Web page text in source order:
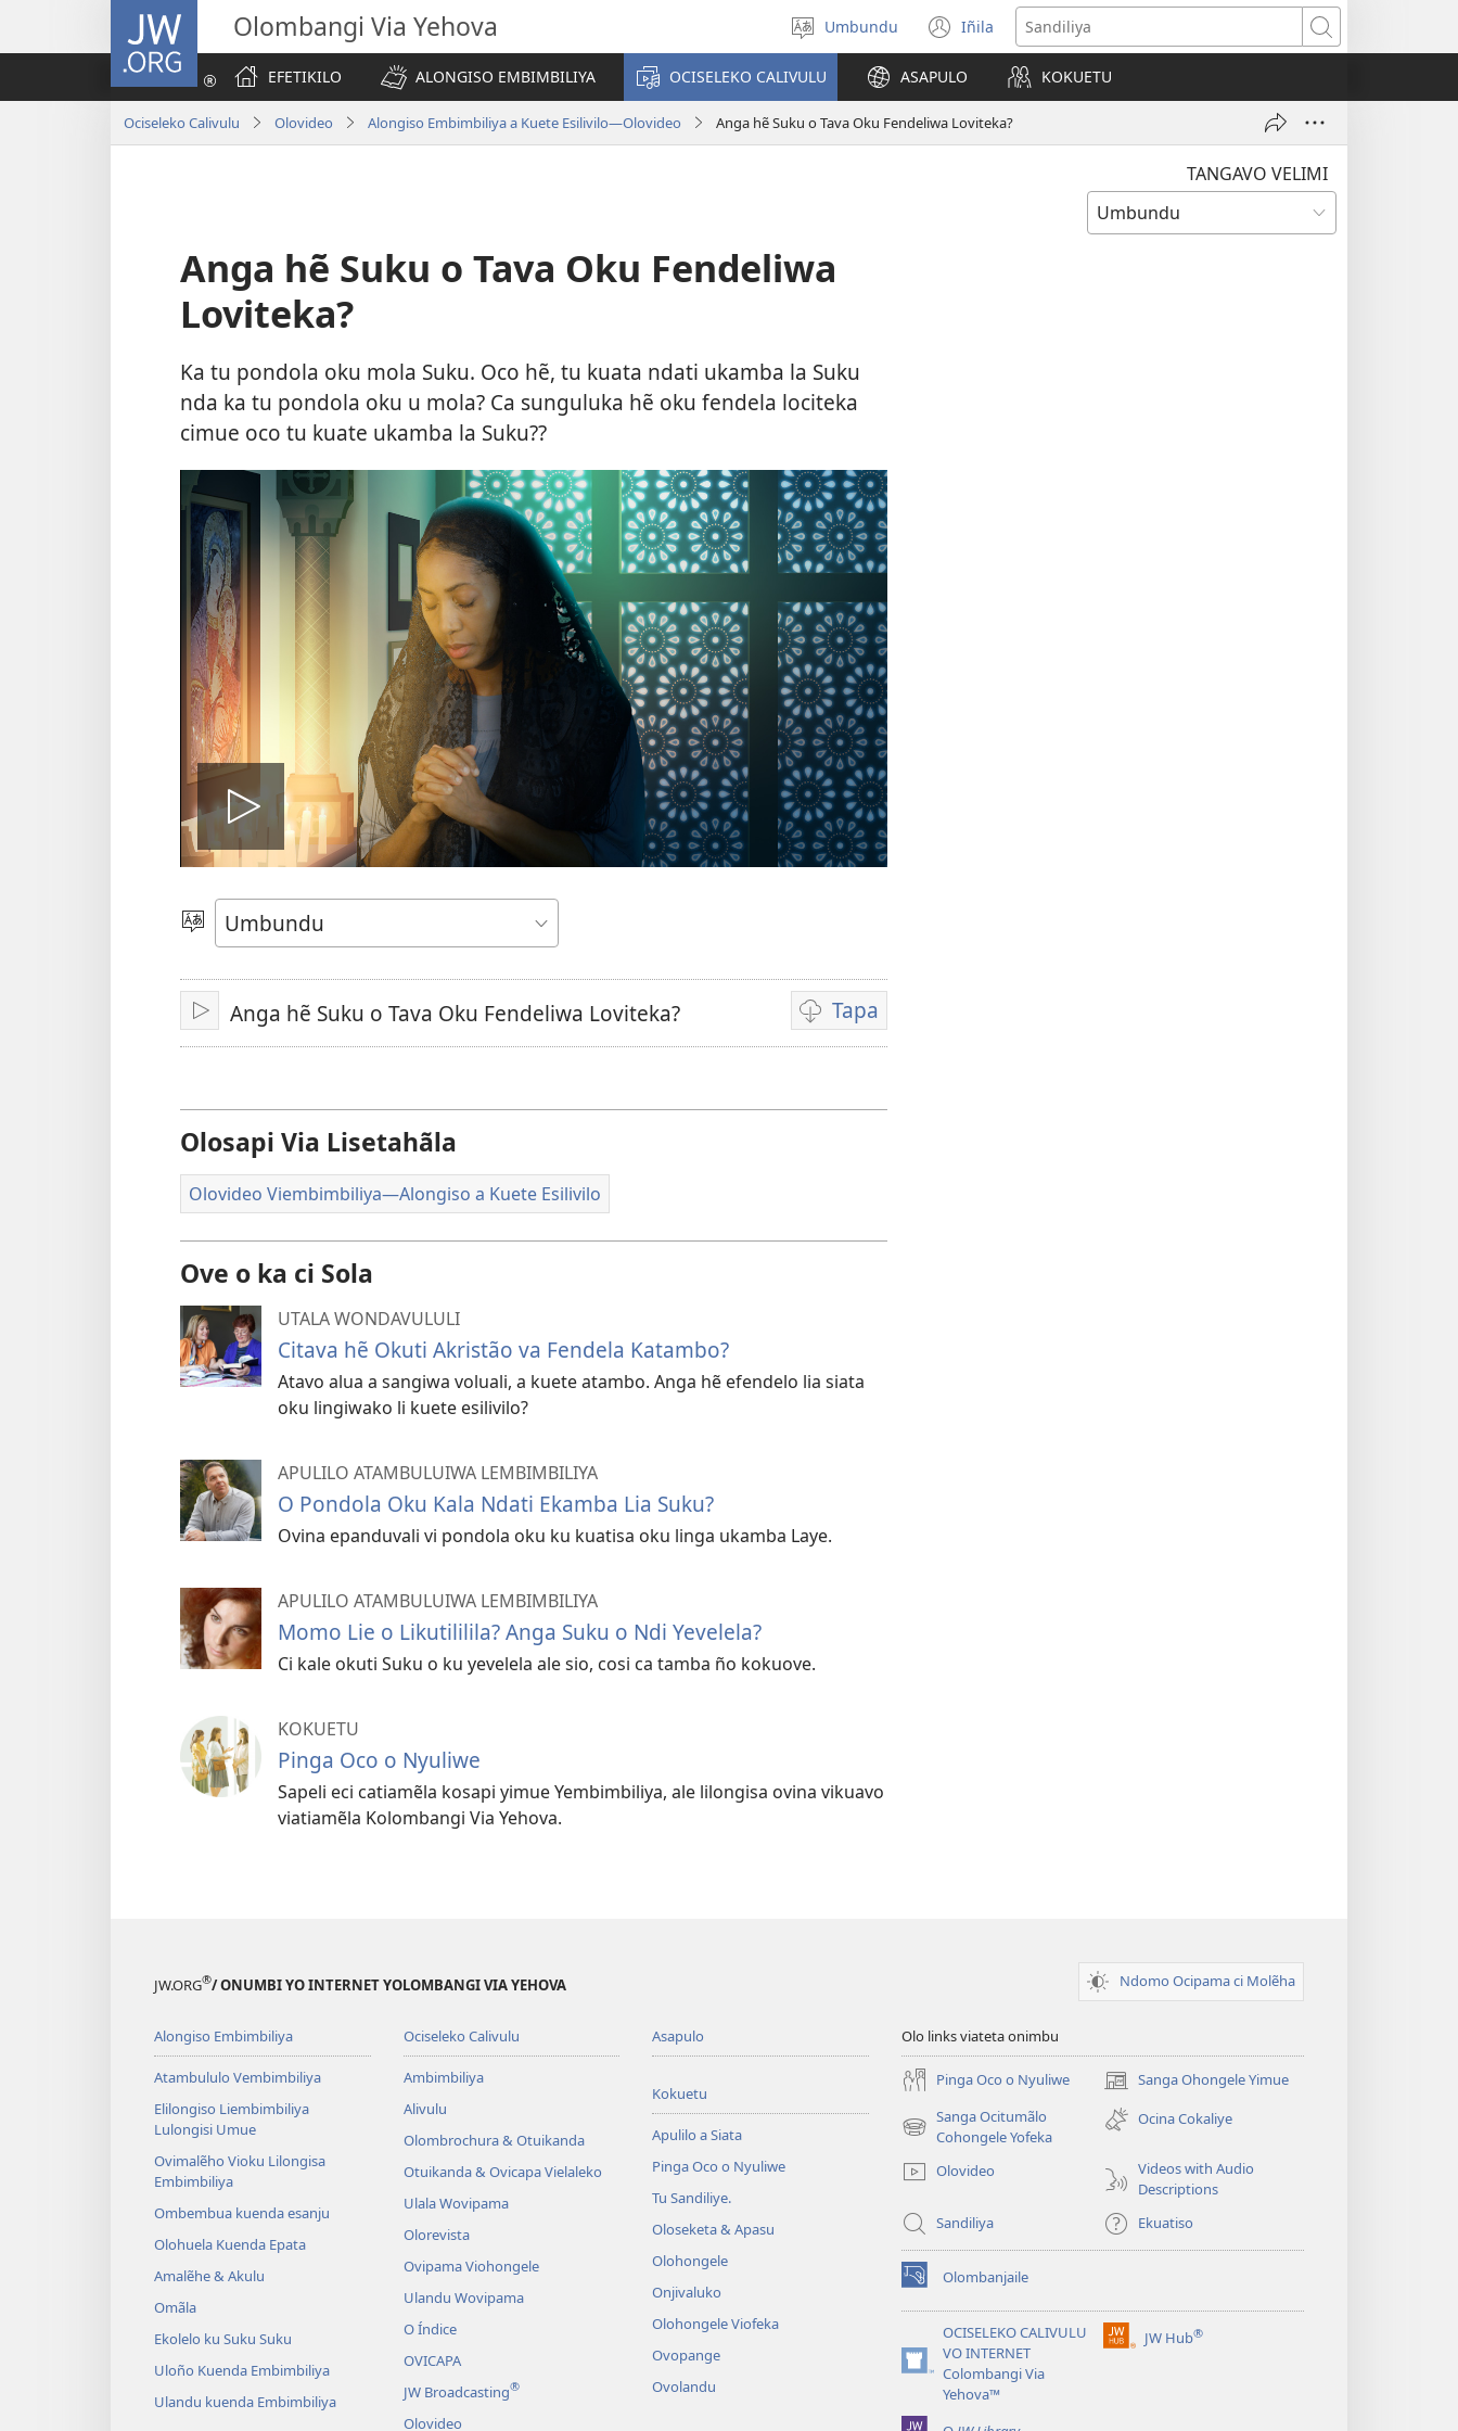
JW.ORG Olombangi Via Yehova
Select
language
Umbundu Iñila
(yikula
onjanela
yokaliye)
Sandiliya
EFETIKILO
ALONGISO EMBIMBILIYA OCISELEKO CALIVULU ASAPULO KOKUETU
Ociseleko Calivulu Olovideo Alongiso Embimbiliya a Kuete Esilivilo—Olovideo Anga hẽ Suku o Tava Oku Fendeliwa Loviteka?
TANGAVO VELIMI
Anga hẽ Suku o Tava Oku Fendeliwa
Loviteka?
Ka tu pondola oku mola Suku. Oco hẽ, tu kuata ndati ukamba la Suku
nda ka tu pondola oku u mola? Ca sunguluka hẽ oku fendela lociteka
cimue oco tu kuate ukamba la Suku??
Lekisa
o
video
Nõla
elimi
SikaAnga hẽ Suku o Tava Oku Fendeliwa Loviteka? Tapa
Video
download
Olosapi Via Lisetahãla
Olovideo Viembimbiliya—Alongiso a Kuete Esilivilo
Ove o ka ci Sola
UTALA WONDAVULULI
Citava hẽ Okuti Akristão va Fendela Katambo?
Atavo alua a sangiwa voluali, a kuete atambo. Anga hẽ efendelo lia siata
oku lingiwako li kuete esilivilo?
APULILO ATAMBULUIWA LEMBIMBILIYA
O Pondola Oku Kala Ndati Ekamba Lia Suku?
Ovina epanduvali vi pondola oku ku kuatisa oku linga ukamba Laye.
APULILO ATAMBULUIWA LEMBIMBILIYA
Momo Lie o Likutililila? Anga Suku o Ndi Yevelela?
Ci kale okuti Suku o ku yevelela ale sio, cosi ca tamba ño kokuove.
KOKUETU
Pinga Oco o Nyuliwe
Sapeli eci catiamẽla kosapi yimue Yembimbiliya, ale lilongisa ovina vikuavo
viatiamẽla Kolombangi Via Yehova.
JW.ORG®/ ONUMBI YO INTERNET YOLOMBANGI VIA YEHOVA Ndomo Ocipama ci Molẽha
Alongiso Embimbiliya
Atambululo Vembimbiliya
Elilongiso Liembimbiliya
Lulongisi Umue
Ovimalẽho Vioku Lilongisa
Embimbiliya
Ombembua kuenda esanju
Olohuela Kuenda Epata
Amalẽhe & Akulu
Omãla
Ekolelo ku Suku Suku
Uloño Kuenda Embimbiliya
Ulandu kuenda Embimbiliya
Ociseleko Calivulu
Ambimbiliya
Alivulu
Olombrochura & Otuikanda
Otuikanda & Ovicapa Vielaleko
Ulala Wovipama
Olorevista
Ovipama Viohongele
Ulandu Wovipama
O Índice
OVICAPA
JW Broadcasting®
Olovideo
Asapulo
Kokuetu
Apulilo a Siata
Pinga Oco o Nyuliwe
Tu Sandiliye.
Oloseketa & Apasu
Olohongele
Onjivaluko
Olohongele Viofeka
Ovopange
Ovolandu
Olo links viateta onimbu
Pinga Oco o Nyuliwe Sanga Ohongele Yimue
(yikula
onjanela
yokaliye)
Sanga Ocitumãlo
Cohongele Yofeka
(yikula
yokaliye)
Ocina Cokaliye
Olovideo
Videos with Audio
Descriptions
Sandiliya
Ekuatiso
Olombanjaile
(yikula
onjanela
yokaliye)OCISELEKO CALIVULU
VO INTERNET
Colombangi Via
Yehova™
(yikula
onjanela
yokaliye)
JW Hub®
(yikula